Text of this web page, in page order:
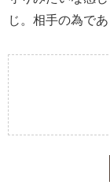
じ。相手の為で